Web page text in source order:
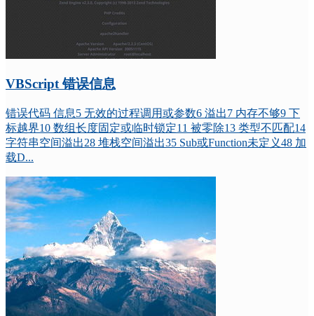
VBScript 错误信息
错误代码 信息5 无效的过程调用或参数6 溢出7 内存不够9 下
标越界10 数组长度固定或临时锁定11 被零除13 类型不匹配14
字符串空间溢出28 堆栈空间溢出35 Sub或Function未定义48 加
载D...